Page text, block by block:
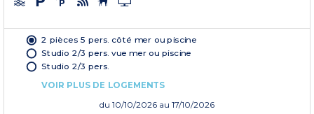
2 pièces 5 pers. côté mer ou piscine
Studio 2/3 pers. vue mer ou piscine
Studio 2/3 pers.
VOIR PLUS DE LOGEMENTS
du 10/10/2026 au 17/10/2026